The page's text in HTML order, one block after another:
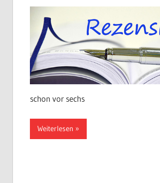
schon vor sechs
Weiterlesen